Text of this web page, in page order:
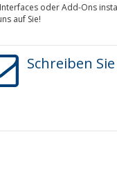
oder Add-Ons
auf Sie!
Schreiben